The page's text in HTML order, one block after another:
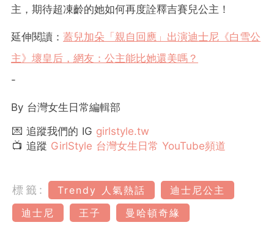
主，期待超凍齡的她如何再度詮釋吉賽兒公主！
延伸閱讀： 蓋兒加朵「親自回應」出演迪士尼《白雪公
主》壞皇后，網友：公主能比她還美嗎？
-
By 台灣女生日常編輯部
💌 追蹤我們的 IG girlstyle.tw
📺 追蹤 GirlStyle 台灣女生日常 YouTube頻道
標籤: Trendy 人氣熱話
迪士尼公主
迪士尼
王子
曼哈頓奇緣